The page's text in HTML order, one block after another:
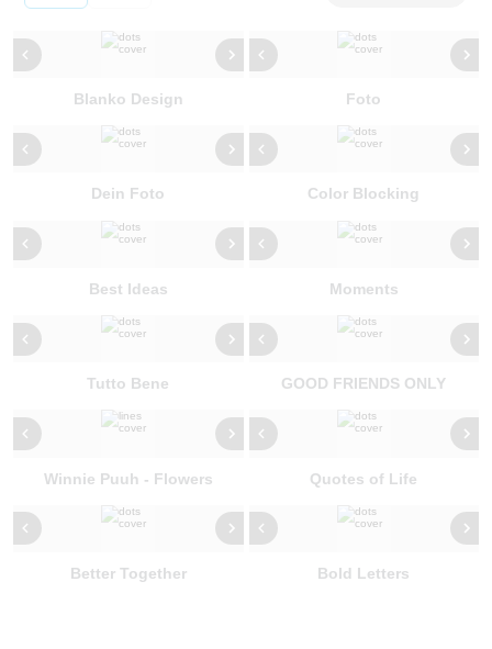
Blanko Design Foto
Dein Foto Color Blocking
Best Ideas Moments
Tutto Bene GOOD FRIENDS ONLY
Winnie Puuh - Flowers Quotes of Life
Better Together Bold Letters